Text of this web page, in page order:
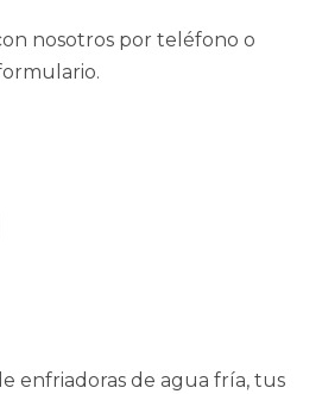
nosotros por teléfono o
enfriadoras de agua fría, tus